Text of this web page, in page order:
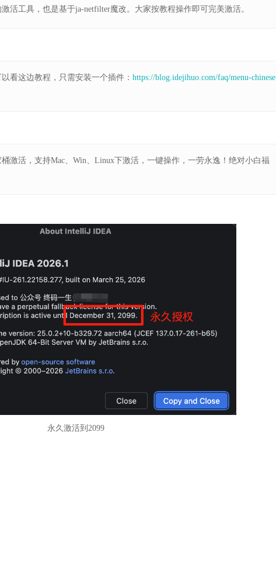
活工具，也是基于ja-netfilter魔改。大家按教程操作即可完美激活。
以看这边教程，只需安装一个插件： https://blog.idejihuo.com/faq/menu-chinese
激活，支持Mac、Win、Linux下激活，一键操作，一劳永逸！绝对小白福
永久激活到2099